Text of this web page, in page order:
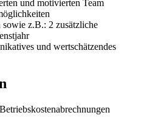
und motivierten Team
sowie z.B.: 2 zusätzliche
und wertschätzendes